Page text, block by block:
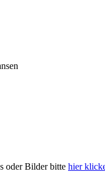
oder Bilder bitte hier